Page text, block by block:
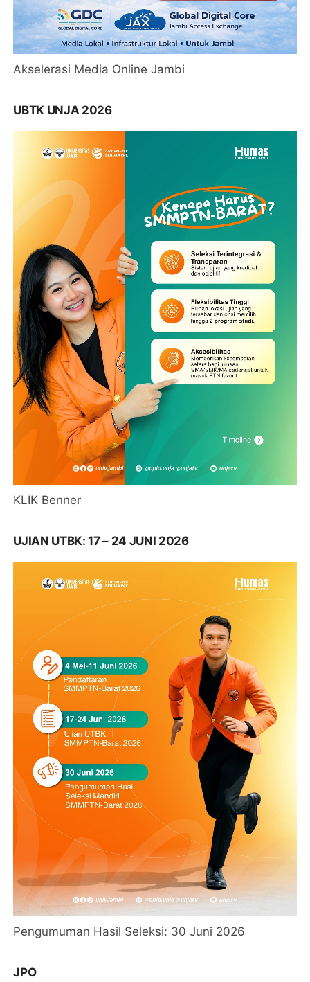
Akselerasi Media Online Jambi
UBTK UNJA 2026
KLIK Benner
UJIAN UTBK: 17 – 24 JUNI 2026
Pengumuman Hasil Seleksi: 30 Juni 2026
JPO